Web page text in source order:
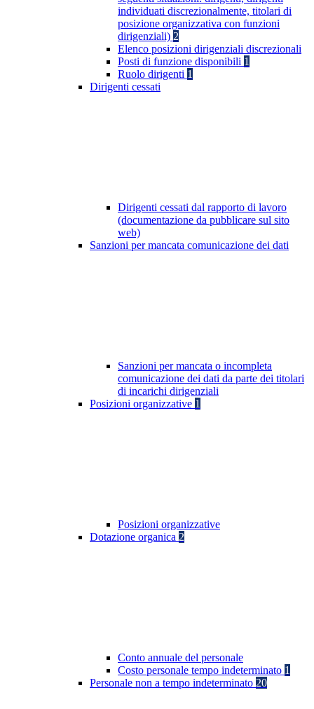
individuati discrezionalmente, titolari di
posizione organizzativa con funzioni
dirigenziali) 2
Elenco posizioni dirigenziali discrezionali
Posti di funzione disponibili 1
Ruolo dirigenti 1
Dirigenti cessati
Dirigenti cessati dal rapporto di lavoro
(documentazione da pubblicare sul sito
web)
Sanzioni per mancata comunicazione dei dati
Sanzioni per mancata o incompleta
comunicazione dei dati da parte dei titolari
di incarichi dirigenziali
Posizioni organizzative 1
Posizioni organizzative
Dotazione organica 2
Conto annuale del personale
Costo personale tempo indeterminato 1
Personale non a tempo indeterminato 20